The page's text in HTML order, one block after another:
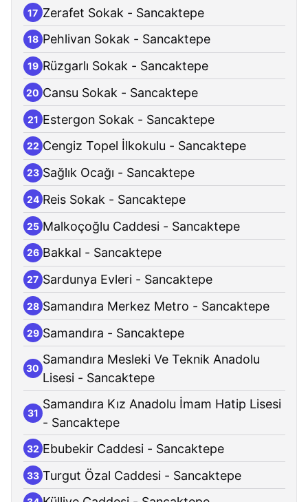
17 Zerafet Sokak - Sancaktepe
18 Pehlivan Sokak - Sancaktepe
19 Rüzgarlı Sokak - Sancaktepe
20 Cansu Sokak - Sancaktepe
21 Estergon Sokak - Sancaktepe
22 Cengiz Topel İlkokulu - Sancaktepe
23 Sağlık Ocağı - Sancaktepe
24 Reis Sokak - Sancaktepe
25 Malkoçoğlu Caddesi - Sancaktepe
26 Bakkal - Sancaktepe
27 Sardunya Evleri - Sancaktepe
28 Samandıra Merkez Metro - Sancaktepe
29 Samandıra - Sancaktepe
30
Samandıra Mesleki Ve Teknik Anadolu
Lisesi - Sancaktepe
31
Samandıra Kız Anadolu İmam Hatip Lisesi
- Sancaktepe
32 Ebubekir Caddesi - Sancaktepe
33 Turgut Özal Caddesi - Sancaktepe